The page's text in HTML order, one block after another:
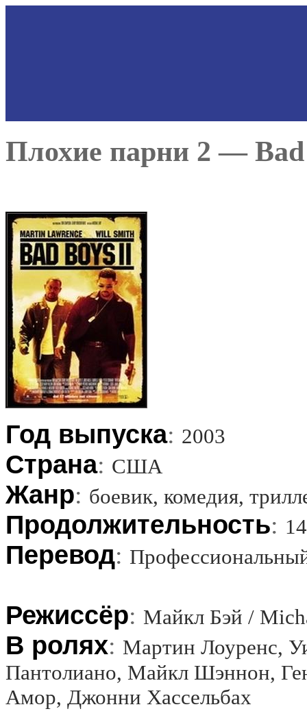
Плохие парни 2 —
Год выпуска: 2003
Страна: США
Жанр: боевик, комедия,
Продолжительность:
Перевод:
Режиссёр: Майкл Бэй /
В ролях: Мартин Лоуренс,
Пантолиано, Майкл Шэннон,
Амор, Джонни Хассельбах